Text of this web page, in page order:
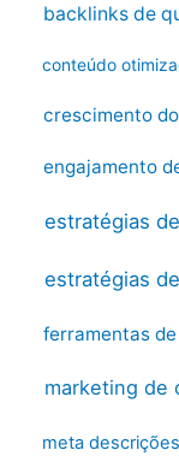
backlinks de
conteúdo
crescimento
engajamento
estratégias
estratégias
ferramentas
marketing de
meta descrições